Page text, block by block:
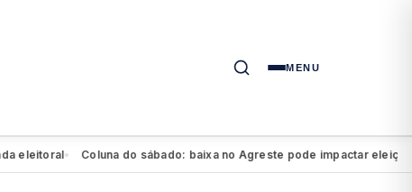
MENU
● Coluna do sábado: baixa no Agreste pode impactar eleição de